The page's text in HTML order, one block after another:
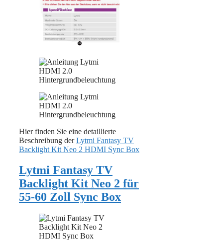
Hier finden Sie eine detaillierte
Beschreibung derLytmi Fantasy TV
Backlight Kit Neo 2 HDMI Sync Box
Lytmi Fantasy TV
Backlight Kit Neo 2 für
55-60 Zoll Sync Box